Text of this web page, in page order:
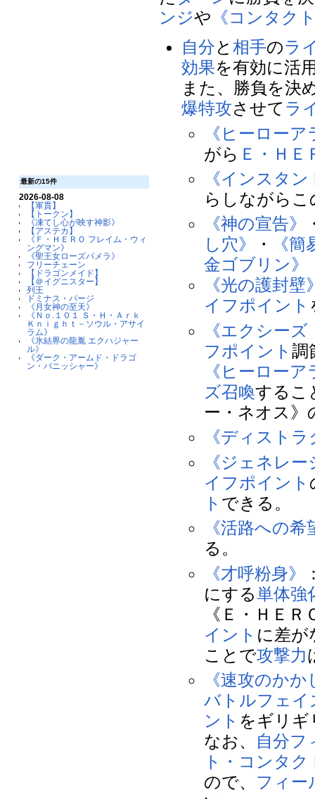
最新の15件
2026-08-08
【軍貫】
【トークン】
《凍てし心が映す神影》
【アステカ】
《Ｆ・ＨＥＲＯ フレイム・ウィ
ングマン》
《聖王女ローズパメラ》
フリーチェーン
【ドラゴンメイド】
【＠イグニスター】
列王
ドミナス・パージ
《月女神の至天》
《Ｎｏ.１０１ Ｓ・Ｈ・Ａｒｋ
Ｋｎｉｇｈｔ－ソウル・アサイ
ラム》
《氷結界の龍胤 エクハジャー
ル》
《ダーク・アームド・ドラゴ
ン・バニッシャー》
ンジや 《コンタク
自分と相手のラ
効果を有効に活
また、勝負を決
爆特攻させて ラ
《ヒーロー
がら Ｅ・ＨＥ
《インスタ
らしながらこ
《神の宣告》
し穴》
・
《
金ゴブリン》
《光の護封壁
イフポイント
《エクシー
フポイント調
《ヒーロー
ズ召喚するこ
ー・ネオス》
《ディスト
《ジェネレ
イフポイント
ト できる。
《活路への希
る。
《才呼粉身》
にする単体強
《Ｅ・ＨＥ
イント に差が
ことで攻撃力
《速攻のかか
バトルフェイ
ント をギリギ
なお、
自分フ
ト・コンタク
ので、 フィー